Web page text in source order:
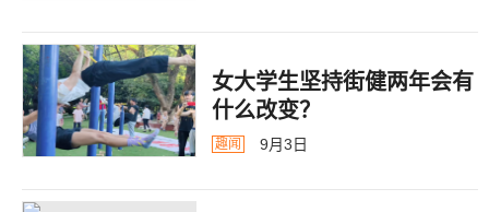
女大学生坚持街健两年会有
什么改变？
趣闻 9月3日